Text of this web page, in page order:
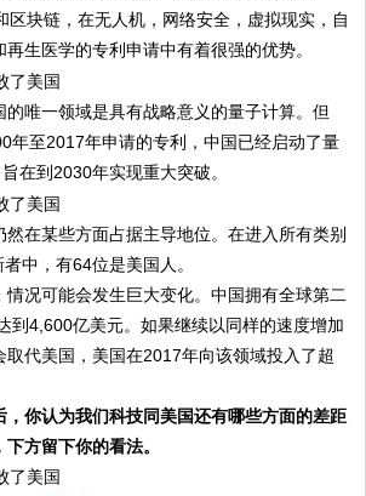
区块链，在无人机，网络安全，虚拟现实，自
生医学的专利申请中有着很强的优势。
的唯一领域是具有战略意义的量子计算。但
年至2017年申请的专利，中国已经启动了量
在到2030年实现重大突破。
然在某些方面占据主导地位。在进入所有类别
中，有64位是美国人。
况可能会发生巨大变化。中国拥有全球第二
到4,600亿美元。如果继续以同样的速度增加
取代美国，美国在2017年向该领域投入了超
，你认为我们科技同美国还有哪些方面的差距
方留下你的看法。